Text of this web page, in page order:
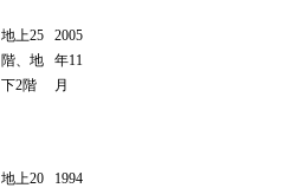
地上25
階、地
下2階
2005
年11
月
地上20
1994